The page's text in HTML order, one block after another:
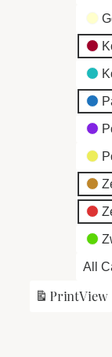
All
PrintView